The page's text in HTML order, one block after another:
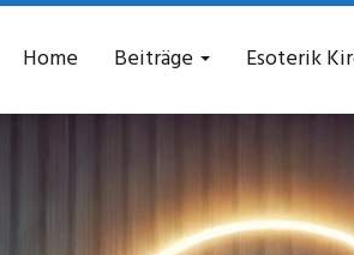
Home Beiträge Esoterik